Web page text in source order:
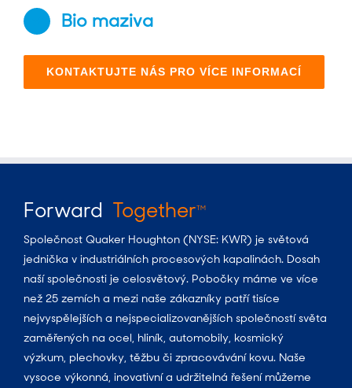
Bio maziva
KONTAKTUJTE NÁS PRO VÍCE INFORMACÍ
Forward TogetherTM
Společnost Quaker Houghton (NYSE: KWR) je světová
jednička v industriálních procesových kapalinách. Dosah
naší společnosti je celosvětový. Pobočky máme ve více
než 25 zemích a mezi naše zákazníky patří tisíce
nejvyspělejších a nejspecializovanějších společností světa
zaměřených na ocel, hliník, automobily, kosmický
výzkum, plechovky, těžbu či zpracovávání kovu. Naše
vysoce výkonná, inovativní a udržitelná řešení můžeme